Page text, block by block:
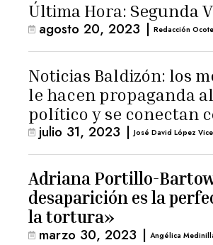
Última Hora: Segunda
agosto 20, 2023 | Redacción Ocote
Noticias Baldizón: los
le hacen propaganda
político y se conectan
hombre de confianza
Giammattei
julio 31, 2023 | José David López
Adriana Portillo-
desaparición es la
la tortura»
marzo 30, 2023 | Angélica